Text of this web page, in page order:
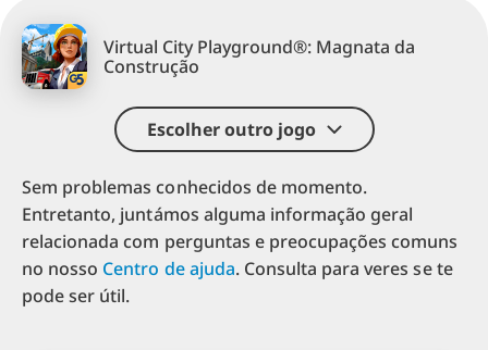
Virtual City Playground®: Magnata da
Construção
Escolher outro jogo
Sem problemas conhecidos de momento.
Entretanto, juntámos alguma informação geral
relacionada com perguntas e preocupações comuns
no nosso Centro de ajuda. Consulta para veres se te
pode ser útil.